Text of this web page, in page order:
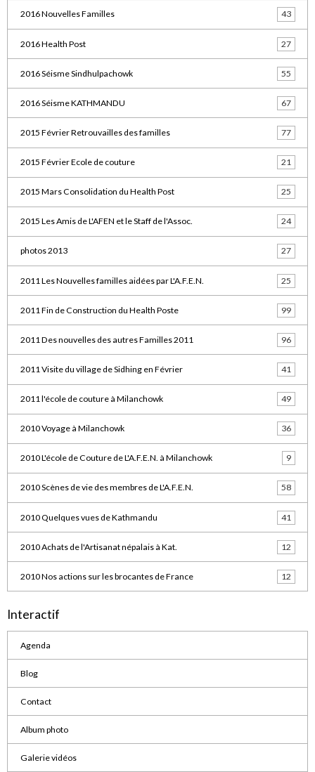
2016 Nouvelles Familles 43
2016 Health Post 27
2016 Séisme Sindhulpachowk 55
2016 Séisme KATHMANDU 67
2015 Février Retrouvailles des familles 77
2015 Février Ecole de couture 21
2015 Mars Consolidation du Health Post 25
2015 Les Amis de L'AFEN et le Staff de l'Assoc. 24
photos 2013 27
2011 Les Nouvelles familles aidées par L'A.F.E.N. 25
2011 Fin de Construction du Health Poste 99
2011 Des nouvelles des autres Familles 2011 96
2011 Visite du village de Sidhing en Février 41
2011 l'école de couture à Milanchowk 49
2010 Voyage à Milanchowk 36
2010 L'école de Couture de L'A.F.E.N. à Milanchowk 9
2010 Scènes de vie des membres de L'A.F.E.N. 58
2010 Quelques vues de Kathmandu 41
2010 Achats de l'Artisanat népalais à Kat. 12
2010 Nos actions sur les brocantes de France 12
Interactif
Agenda
Blog
Contact
Album photo
Galerie vidéos